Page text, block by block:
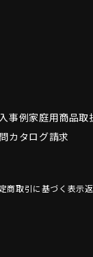
事例家庭用商品取
カタログ請求
商取引に基づく表示